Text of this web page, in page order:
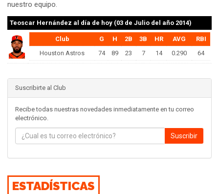
nuestro equipo.
Teoscar Hernández al día de hoy (03 de Julio del año 2014)
Club G H 2B 3B HR AVG
RBI
Houston Astros
74 89 23 7 14 0.290 64
Suscribirte al Club
Recibe todas nuestras novedades inmediatamente en tu correo
electrónico.
Suscribir
ESTADÍSTICAS